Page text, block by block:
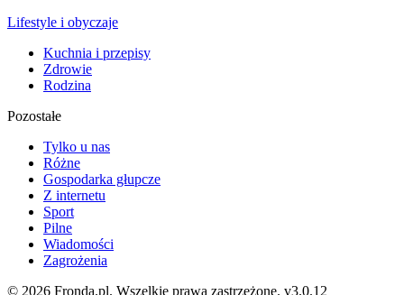
Lifestyle i obyczaje
Kuchnia i przepisy
Zdrowie
Rodzina
Pozostałe
Tylko u nas
Różne
Gospodarka głupcze
Z internetu
Sport
Pilne
Wiadomości
Zagrożenia
© 2026 Fronda.pl. Wszelkie prawa zastrzeżone. v3.0.12